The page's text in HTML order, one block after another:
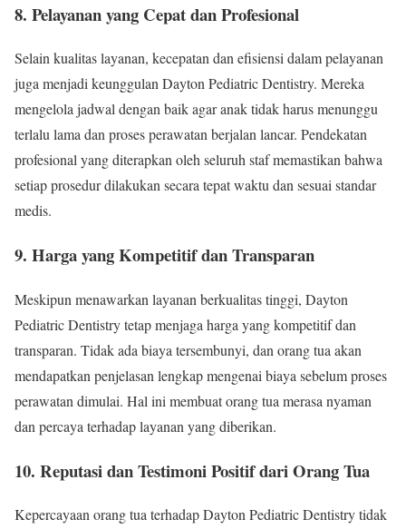
8. Pelayanan yang Cepat dan Profesional
Selain kualitas layanan, kecepatan dan efisiensi dalam pelayanan
juga menjadi keunggulan Dayton Pediatric Dentistry. Mereka
mengelola jadwal dengan baik agar anak tidak harus menunggu
terlalu lama dan proses perawatan berjalan lancar. Pendekatan
profesional yang diterapkan oleh seluruh staf memastikan bahwa
setiap prosedur dilakukan secara tepat waktu dan sesuai standar
medis.
9. Harga yang Kompetitif dan Transparan
Meskipun menawarkan layanan berkualitas tinggi, Dayton
Pediatric Dentistry tetap menjaga harga yang kompetitif dan
transparan. Tidak ada biaya tersembunyi, dan orang tua akan
mendapatkan penjelasan lengkap mengenai biaya sebelum proses
perawatan dimulai. Hal ini membuat orang tua merasa nyaman
dan percaya terhadap layanan yang diberikan.
10. Reputasi dan Testimoni Positif dari Orang Tua
Kepercayaan orang tua terhadap Dayton Pediatric Dentistry tidak